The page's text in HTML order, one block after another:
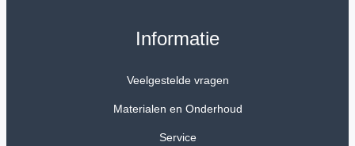
Informatie
Veelgestelde vragen
Materialen en Onderhoud
Service